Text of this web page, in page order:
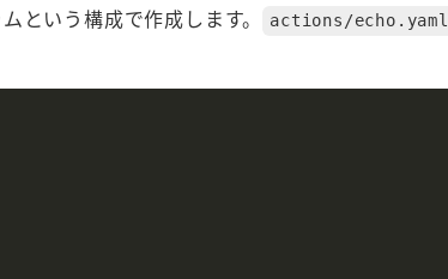
という構成で作成します。 actions/echo.yaml